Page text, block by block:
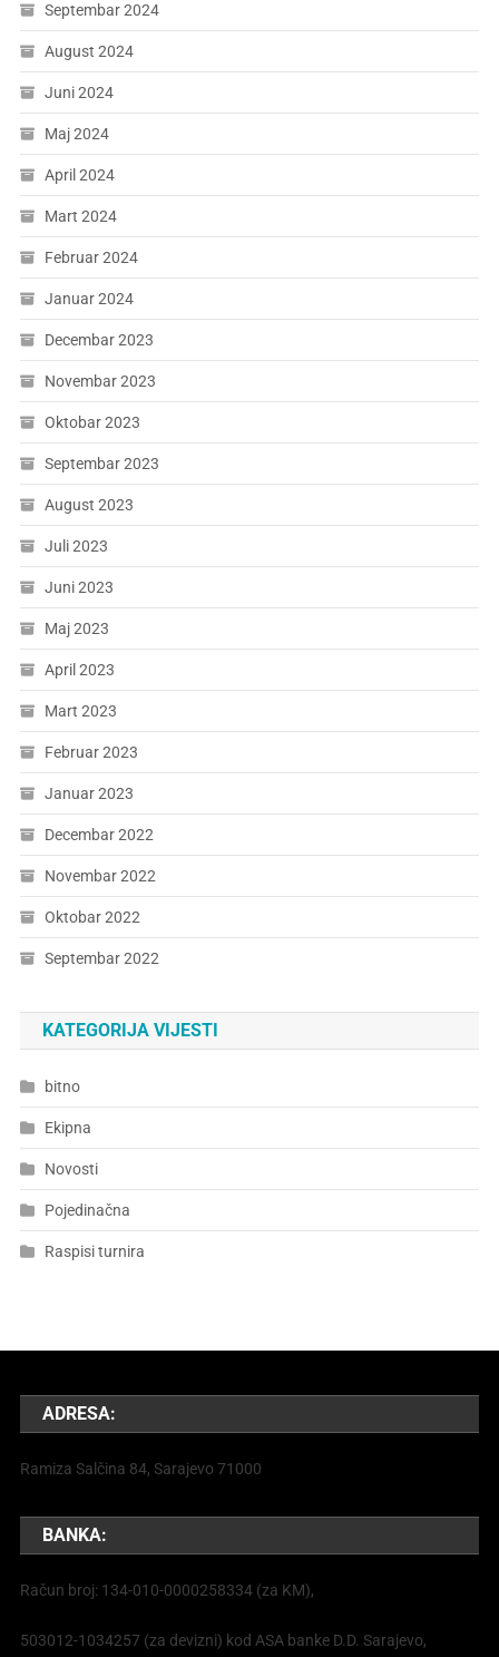
Septembar 2024
August 2024
Juni 2024
Maj 2024
April 2024
Mart 2024
Februar 2024
Januar 2024
Decembar 2023
Novembar 2023
Oktobar 2023
Septembar 2023
August 2023
Juli 2023
Juni 2023
Maj 2023
April 2023
Mart 2023
Februar 2023
Januar 2023
Decembar 2022
Novembar 2022
Oktobar 2022
Septembar 2022
KATEGORIJA VIJESTI
bitno
Ekipna
Novosti
Pojedinačna
Raspisi turnira
ADRESA:
Ramiza Salčina 84, Sarajevo 71000
BANKA:
Račun broj: 134-010-0000258334 (za KM),
503012-1034257 (za devizni) kod ASA banke D.D. Sarajevo,